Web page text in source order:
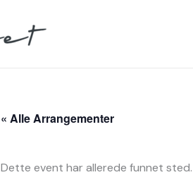
« Alle Arrangementer
Dette event har allerede funnet sted.